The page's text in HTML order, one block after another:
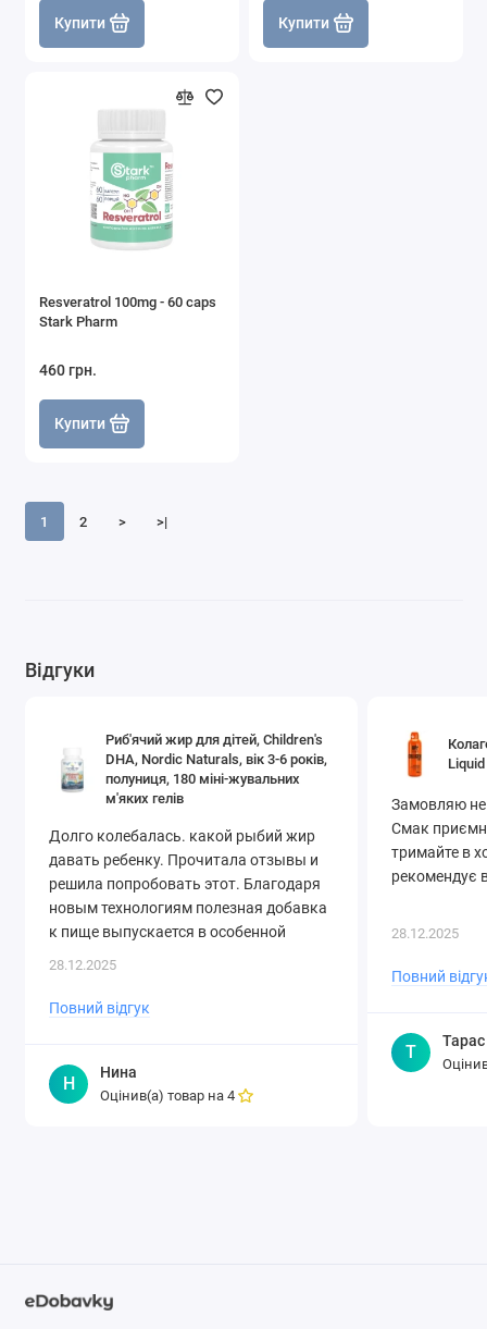
Купити Купити
Resveratrol 100mg - 60 caps
Stark Pharm
460 грн.
Купити
1 2 > >|
Відгуки
Риб'ячий жир для дітей, Children's
DHA, Nordic Naturals, вік 3-6 років,
полуниця, 180 міні-жувальних
м'яких гелів
Долго колебалась. какой рыбий жир
давать ребенку. Прочитала отзывы и
решила попробовать этот. Благодаря
новым технологиям полезная добавка
к пище выпускается в особенной
организма и уберегающих от
употребления. И если вы начнете
давать детям средство в капсулах с
28.12.2025
Повний відгук
Н
Нина
Оцінив(а) товар на 4
Замовляю
Смак
тримайте в
рекомендує
28.12.2025
Повний
Т
Тарас